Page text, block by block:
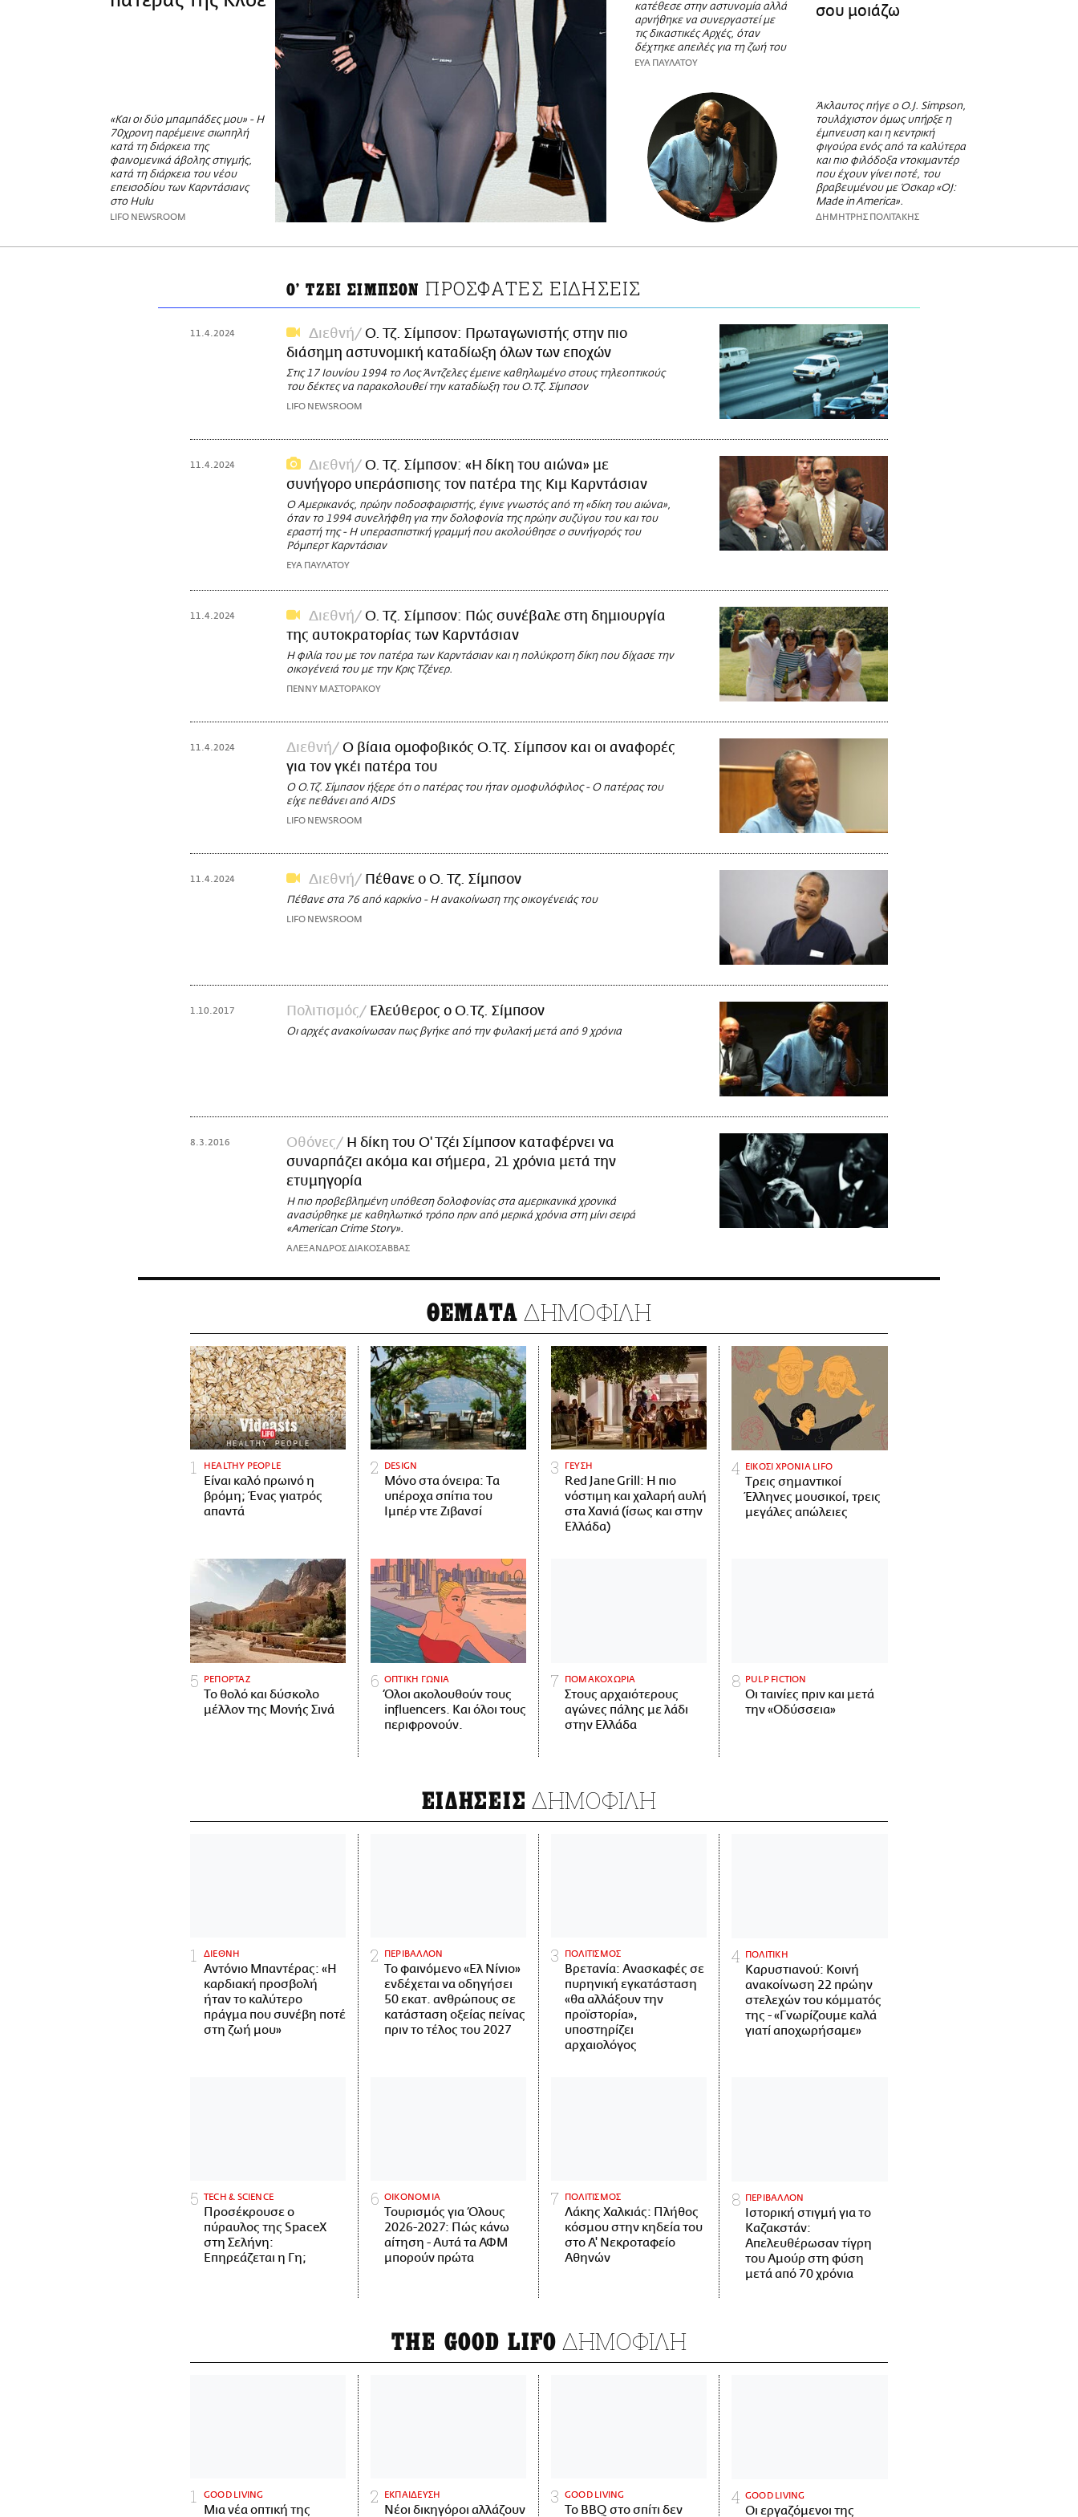
«Και οι δύο μπαμπάδες μου» - Η
70χρονη παρέμεινε σιωπηλή
κατά τη διάρκεια της
φαινομενικά άβολης στιγμής,
κατά τη διάρκεια του νέου
επεισοδίου των Καρντάσιανς
στο Hulu
LIFO NEWSROOM
κατέθεσε στην αστυνομία αλλά
αρνήθηκε να συνεργαστεί με
τις δικαστικές Αρχές, όταν
δέχτηκε απειλές για τη ζωή του
ΕΥΑ ΠΑΥΛΑΤΟΥ
σου μοιάζω
Άκλαυτος πήγε ο O.J. Simpson,
τουλάχιστον όμως υπήρξε η
έμπνευση και η κεντρική
φιγούρα ενός από τα καλύτερα
και πιο φιλόδοξα ντοκιμαντέρ
που έχουν γίνει ποτέ, του
βραβευμένου με Όσκαρ «OJ:
Made in America».
ΔΗΜΗΤΡΗΣ ΠΟΛΙΤΑΚΗΣ
Ο’ ΤΖΕΙ ΣΙΜΠΣΟΝ ΠΡΟΣΦΑΤΕΣ ΕΙΔΗΣΕΙΣ
11.4.2024 Διεθνή
Ο. Τζ. Σίμπσον: Πρωταγωνιστής στην πιο
διάσημη αστυνομική καταδίωξη όλων των εποχών
Στις 17 Ιουνίου 1994 το Λος Άντζελες έμεινε καθηλωμένο στους τηλεοπτικούς
του δέκτες να παρακολουθεί την καταδίωξη του Ο.Τζ. Σίμπσον
LIFO NEWSROOM
11.4.2024 Διεθνή
Ο. Τζ. Σίμπσον: «Η δίκη του αιώνα» με
συνήγορο υπεράσπισης τον πατέρα της Κιμ Καρντάσιαν
Ο Αμερικανός, πρώην ποδοσφαιριστής, έγινε γνωστός από τη «δίκη του αιώνα»,
όταν το 1994 συνελήφθη για την δολοφονία της πρώην συζύγου του και του
εραστή της - Η υπερασπιστική γραμμή που ακολούθησε ο συνήγορός του
Ρόμπερτ Καρντάσιαν
ΕΥΑ ΠΑΥΛΑΤΟΥ
11.4.2024 Διεθνή
Ο. Τζ. Σίμπσον: Πώς συνέβαλε στη δημιουργία
της αυτοκρατορίας των Καρντάσιαν
Η φιλία του με τον πατέρα των Καρντάσιαν και η πολύκροτη δίκη που δίχασε την
οικογένειά του με την Κρις Τζένερ.
ΠΕΝΝΥ ΜΑΣΤΟΡΑΚΟΥ
11.4.2024 Διεθνή
Ο βίαια ομοφοβικός Ο.Τζ. Σίμπσον και οι αναφορές
για τον γκέι πατέρα του
Ο Ο.Τζ. Σίμπσον ήξερε ότι ο πατέρας του ήταν ομοφυλόφιλος - Ο πατέρας του
είχε πεθάνει από AIDS
LIFO NEWSROOM
11.4.2024 Διεθνή Πέθανε ο Ο. Τζ. Σίμπσον
Πέθανε στα 76 από καρκίνο - Η ανακοίνωση της οικογένειάς του
LIFO NEWSROOM
1.10.2017 Πολιτισμός Ελεύθερος ο Ο.Τζ. Σίμπσον
Οι αρχές ανακοίνωσαν πως βγήκε από την φυλακή μετά από 9 χρόνια
8.3.2016 Οθόνες
Η δίκη του Ο' Τζέι Σίμπσον καταφέρνει να
συναρπάζει ακόμα και σήμερα, 21 χρόνια μετά την
ετυμηγορία
Η πιο προβεβλημένη υπόθεση δολοφονίας στα αμερικανικά χρονικά
ανασύρθηκε με καθηλωτικό τρόπο πριν από μερικά χρόνια στη μίνι σειρά
«American Crime Story».
ΑΛΕΞΑΝΔΡΟΣ ΔΙΑΚΟΣΑΒΒΑΣ
ΘΕΜΑΤΑ ΔΗΜΟΦΙΛΗ
HEALTHY PEOPLE
Είναι καλό πρωινό η
βρόμη; Ένας γιατρός
απαντά
DESIGN
Μόνο στα όνειρα: Τα
υπέροχα σπίτια του
Ιμπέρ ντε Ζιβανσί
ΓΕΥΣΗ
Red Jane Grill: Η πιο
νόστιμη και χαλαρή αυλή
στα Χανιά (ίσως και στην
Ελλάδα)
ΕΙΚΟΣΙ ΧΡΟΝΙΑ LIFO
Tρεις σημαντικοί
Έλληνες μουσικοί, τρεις
μεγάλες απώλειες
ΡΕΠΟΡΤΑΖ
Το θολό και δύσκολο
μέλλον της Μονής Σινά
ΟΠΤΙΚΗ ΓΩΝΙΑ
Όλοι ακολουθούν τους
influencers. Και όλοι τους
περιφρονούν.
ΠΟΜΑΚΟΧΩΡΙΑ
Στους αρχαιότερους
αγώνες πάλης με λάδι
στην Ελλάδα
PULP FICTION
Οι ταινίες πριν και μετά
την «Οδύσσεια»
ΕΙΔΗΣΕΙΣ ΔΗΜΟΦΙΛΗ
ΔΙΕΘΝΗ
Αντόνιο Μπαντέρας: «Η
καρδιακή προσβολή
ήταν το καλύτερο
πράγμα που συνέβη ποτέ
στη ζωή μου»
ΠΕΡΙΒΑΛΛΟΝ
Το φαινόμενο «Ελ Νίνιο»
ενδέχεται να οδηγήσει
50 εκατ. ανθρώπους σε
κατάσταση οξείας πείνας
πριν το τέλος του 2027
ΠΟΛΙΤΙΣΜΟΣ
Βρετανία: Ανασκαφές σε
πυρηνική εγκατάσταση
«θα αλλάξουν την
προϊστορία»,
υποστηρίζει
αρχαιολόγος
ΠΟΛΙΤΙΚΗ
Καρυστιανού: Κοινή
ανακοίνωση 22 πρώην
στελεχών του κόμματός
της - «Γνωρίζουμε καλά
γιατί αποχωρήσαμε»
ΤECH & SCIENCE
Προσέκρουσε ο
πύραυλος της SpaceX
στη Σελήνη:
Επηρεάζεται η Γη;
ΟΙΚΟΝΟΜΙΑ
Τουρισμός για Όλους
2026-2027: Πώς κάνω
αίτηση - Αυτά τα ΑΦΜ
μπορούν πρώτα
ΠΟΛΙΤΙΣΜΟΣ
Λάκης Χαλκιάς: Πλήθος
κόσμου στην κηδεία του
στο Α' Νεκροταφείο
Αθηνών
ΠΕΡΙΒΑΛΛΟΝ
Ιστορική στιγμή για το
Καζακστάν:
Απελευθέρωσαν τίγρη
του Αμούρ στη φύση
μετά από 70 χρόνια
THE GOOD LIFO ΔΗΜΟΦΙΛΗ
GOOD LIVING
Μια νέα οπτική της
ΕΚΠΑΙΔΕΥΣΗ
Νέοι δικηγόροι αλλάζουν
GOOD LIVING
Το BBQ στο σπίτι δεν
GOOD LIVING
Οι εργαζόμενοι της